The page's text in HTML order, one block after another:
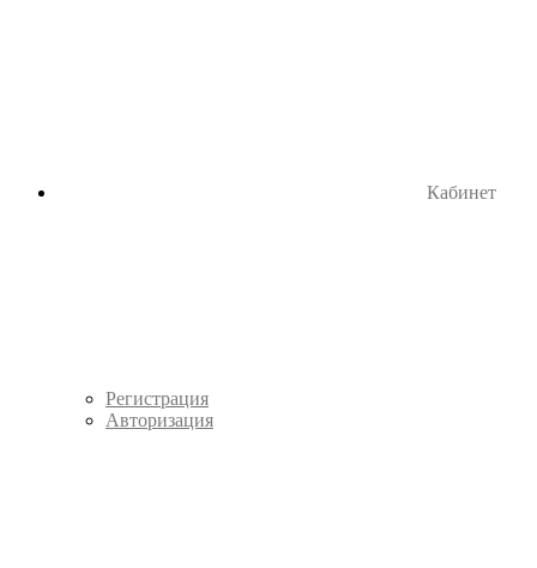
Кабинет
Регистрация
Авторизация